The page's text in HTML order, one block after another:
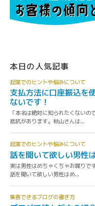
本日の人気記事